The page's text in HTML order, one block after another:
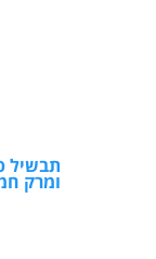
תבשיל
ומרק